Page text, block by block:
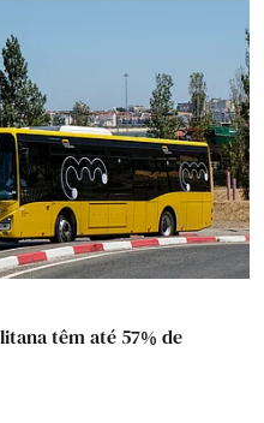
têm até 57% de